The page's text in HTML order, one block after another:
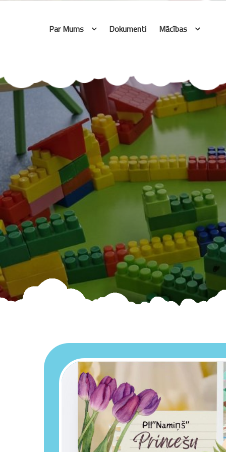
Par Mums Dokumenti Mācības